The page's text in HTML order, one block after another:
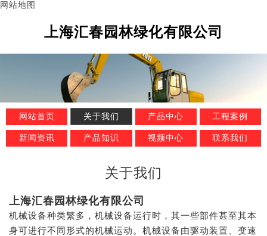
网站地图
上海汇春园林绿化有限公司
网站首页 关于我们 产品中心 工程案例
新闻资讯 产品知识 视频中心 联系我们
关于我们
上海汇春园林绿化有限公司
机械设备种类繁多，机械设备运行时，其一些部件甚至其本
身可进行不同形式的机械运动。机械设备由驱动装置、变速